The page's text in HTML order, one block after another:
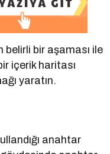
belirli bir aşaması ile
içerik haritası
yaratın.
anahtar